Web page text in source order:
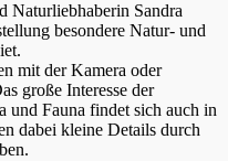
Naturliebhaberin Sandra
besondere Natur- und
mit der Kamera oder
große Interesse der
und Fauna findet sich auch in
dabei kleine Details durch